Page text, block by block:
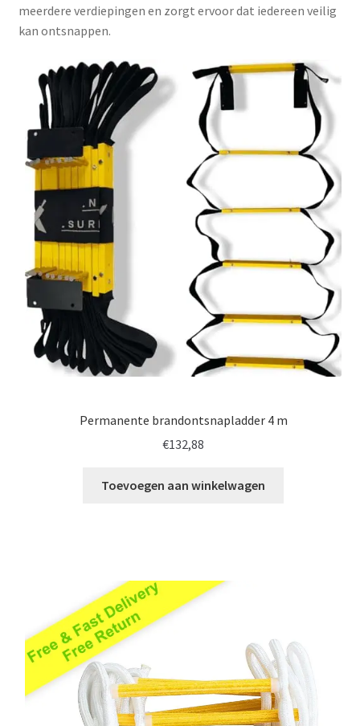
meerdere verdiepingen en zorgt ervoor dat iedereen veilig
kan ontsnappen.
Permanente brandontsnapladder 4 m
€132,88
Toevoegen aan winkelwagen